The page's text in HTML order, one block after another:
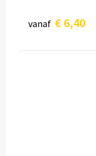
vanaf € 6,40